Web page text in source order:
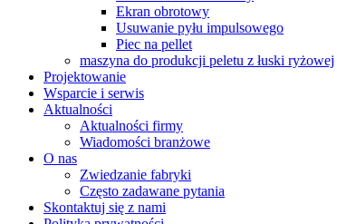
Ekran obrotowy
Usuwanie pyłu impulsowego
Piec na pellet
maszyna do produkcji peletu z łuski ryżowej
Projektowanie
Wsparcie i serwis
Aktualności
Aktualności firmy
Wiadomości branżowe
O nas
Zwiedzanie fabryki
Często zadawane pytania
Skontaktuj się z nami